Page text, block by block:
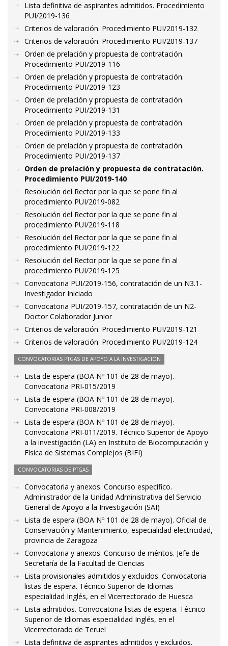
Lista definitiva de aspirantes admitidos. Procedimiento
PUI/2019-136
Criterios de valoración. Procedimiento PUI/2019-132
Criterios de valoración. Procedimiento PUI/2019-137
Orden de prelación y propuesta de contratación.
Procedimiento PUI/2019-116
Orden de prelación y propuesta de contratación.
Procedimiento PUI/2019-123
Orden de prelación y propuesta de contratación.
Procedimiento PUI/2019-131
Orden de prelación y propuesta de contratación.
Procedimiento PUI/2019-133
Orden de prelación y propuesta de contratación.
Procedimiento PUI/2019-137
Orden de prelación y propuesta de contratación.
Procedimiento PUI/2019-140
Resolución del Rector por la que se pone fin al
procedimiento PUI/2019-082
Resolución del Rector por la que se pone fin al
procedimiento PUI/2019-118
Resolución del Rector por la que se pone fin al
procedimiento PUI/2019-122
Resolución del Rector por la que se pone fin al
procedimiento PUI/2019-125
Convocatoria PUI/2019-156, contratación de un N3.1-
Investigador Iniciado
Convocatoria PUI/2019-157, contratación de un N2-
Doctor Colaborador Junior
Criterios de valoración. Procedimiento PUI/2019-121
Criterios de valoración. Procedimiento PUI/2019-124
CONVOCATORIAS PTGAS DE APOYO A LA INVESTIGACIÓN
Lista de espera (BOA Nº 101 de 28 de mayo).
Convocatoria PRI-015/2019
Lista de espera (BOA Nº 101 de 28 de mayo).
Convocatoria PRI-008/2019
Lista de espera (BOA Nº 101 de 28 de mayo).
Convocatoria PRI-011/2019. Técnico Superior de Apoyo
a la investigación (LA) en Instituto de Biocomputación y
Física de Sistemas Complejos (BIFI)
CONVOCATORIAS DE PTGAS
Convocatoria y anexos. Concurso específico.
Administrador de la Unidad Administrativa del Servicio
General de Apoyo a la Investigación (SAI)
Lista de espera (BOA Nº 101 de 28 de mayo). Oficial de
Conservación y Mantenimiento, especialidad electricidad,
provincia de Zaragoza
Convocatoria y anexos. Concurso de méritos. Jefe de
Secretaría de la Facultad de Ciencias
Lista provisionales admitidos y excluidos. Convocatoria
listas de espera. Técnico Superior de Idiomas
especialidad Inglés, en el Vicerrectorado de Huesca
Lista admitidos. Convocatoria listas de espera. Técnico
Superior de Idiomas especialidad Inglés, en el
Vicerrectorado de Teruel
Lista definitiva de aspirantes admitidos y excluidos.